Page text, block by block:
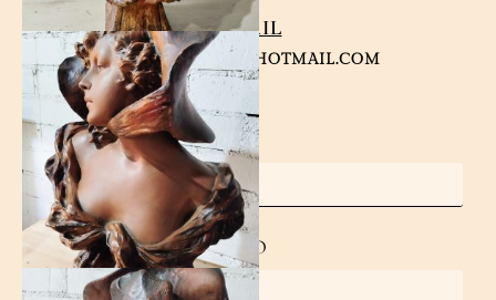
EMAIL
SUSANNANTIC@HOTMAIL.COM
NOMBRE
CORREO ELECTRÓNICO